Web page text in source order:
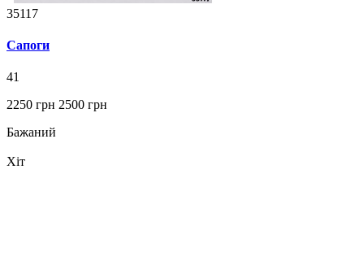
35117
Сапоги
41
2250 грн 2500 грн
Бажаний
Хіт